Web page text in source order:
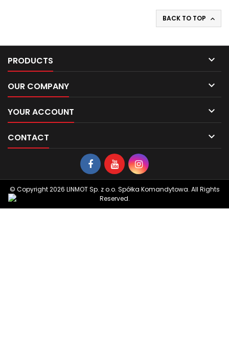
BACK TO TOP 
PRODUCTS 
OUR COMPANY 
YOUR ACCOUNT 
CONTACT 
© Copyright 2026 LINMOT Sp. z o.o. Spółka Komandytowa. All Rights
Reserved.